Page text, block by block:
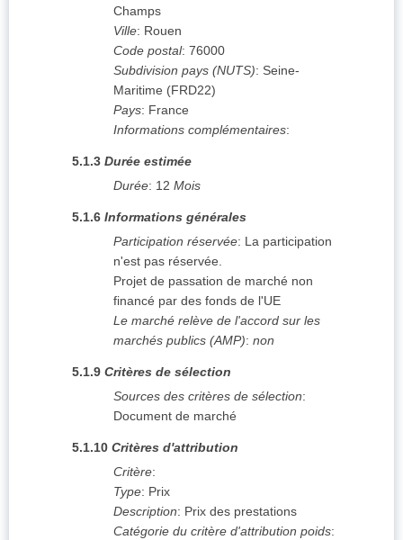
Champs
Ville: Rouen
Code postal: 76000
Subdivision pays (NUTS): Seine-
Maritime (FRD22)
Pays: France
Informations complémentaires:
5.1.3 Durée estimée
Durée: 12 Mois
5.1.6 Informations générales
Participation réservée: La participation
n'est pas réservée.
Projet de passation de marché non
financé par des fonds de l'UE
Le marché relève de l'accord sur les
marchés publics (AMP): non
5.1.9 Critères de sélection
Sources des critères de sélection:
Document de marché
5.1.10 Critères d'attribution
Critère:
Type: Prix
Description: Prix des prestations
Catégorie du critère d'attribution poids: